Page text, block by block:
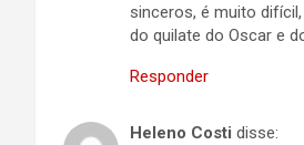
sinceros, é muito
do quilate do Oscar e
Responder
Heleno Costi disse: